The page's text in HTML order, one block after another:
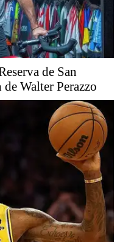
de San
Walter Perazzo